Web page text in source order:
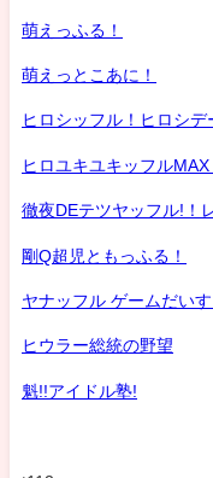
萌えっふる！
萌えっとこあに！
ヒロシッフル！ヒロシデ
ヒロユキユキッフル
徹夜DEテツヤッフル!！
剛Q超児ともっふる！
ヤナッフル ゲームだい
ヒウラー総統の野望
魁!!アイドル塾!